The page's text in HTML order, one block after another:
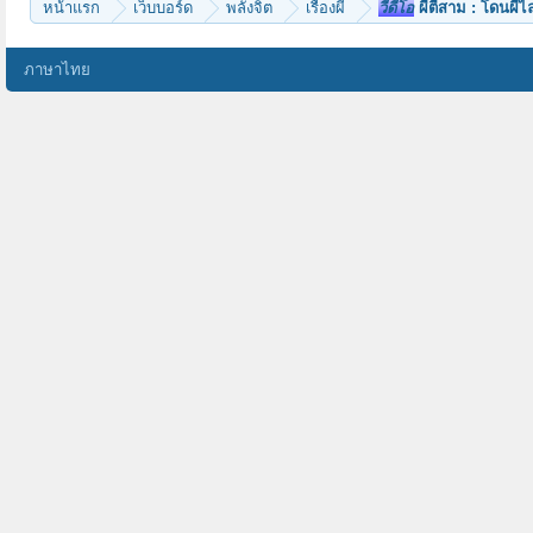
หน้าแรก เว็บบอร์ด พลังจิต เรื่องผี วีดีโอผีตีสาม : โดนผีไ
ภาษาไทย